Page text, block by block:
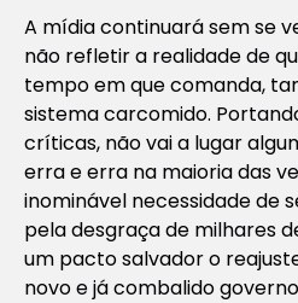
A mídia continuará sem se
não refletir a realidade de
tempo em que comanda,
sistema carcomido.
críticas, não vai a lugar
erra e erra na maioria das
inominável necessidade de
pela desgraça de milhares
um pacto salvador o
novo e já combalido